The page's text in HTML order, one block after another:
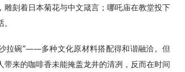
刻着日本菊花与中文箴言；哪吒庙在教堂投下
拉碗”——多种文化原材料搭配得和谐融洽。但
来的咖啡香未能掩盖龙井的清冽，反而在时间